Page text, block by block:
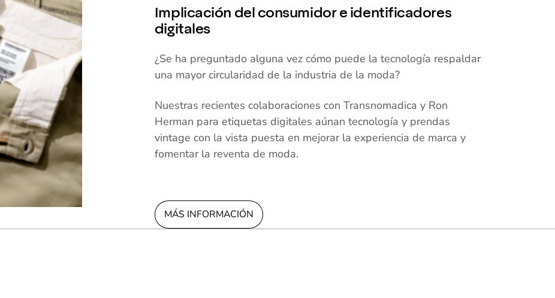
Implicación del consumidor e identificadores
digitales
¿Se ha preguntado alguna vez cómo puede la tecnología respaldar
una mayor circularidad de la industria de la moda?
Nuestras recientes colaboraciones con Transnomadica y Ron
Herman para etiquetas digitales aúnan tecnología y prendas
vintage con la vista puesta en mejorar la experiencia de marca y
fomentar la reventa de moda.
MÁS INFORMACIÓN